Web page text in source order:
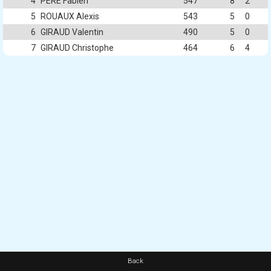
5
ROUAUX Alexis 543 5
0
6 GIRAUD Valentin 490 5
0
7 GIRAUD Christophe 464 6 4
Back